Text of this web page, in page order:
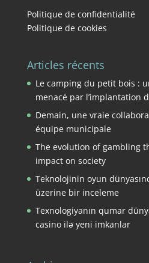
Politique de confidentialité
Politique de cookies
Articles récents
Le camping du petit bois :
menacé par l’implantation
Demain, une vraie
équipe municipale
The evolution of gambling
impact on society
Teknolojinin oyun
üzerine bir inceleme
Texnologiyanın qumar
casino ilə yeni imkanlar